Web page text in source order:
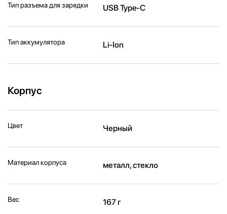
Тип разъема для зарядки USB Type-C
Тип аккумулятора Li-Ion
Корпус
Цвет Черный
Материал корпуса металл, стекло
Вес 167 г